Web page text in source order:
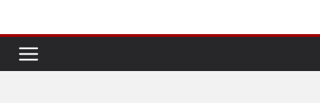
conteúdo